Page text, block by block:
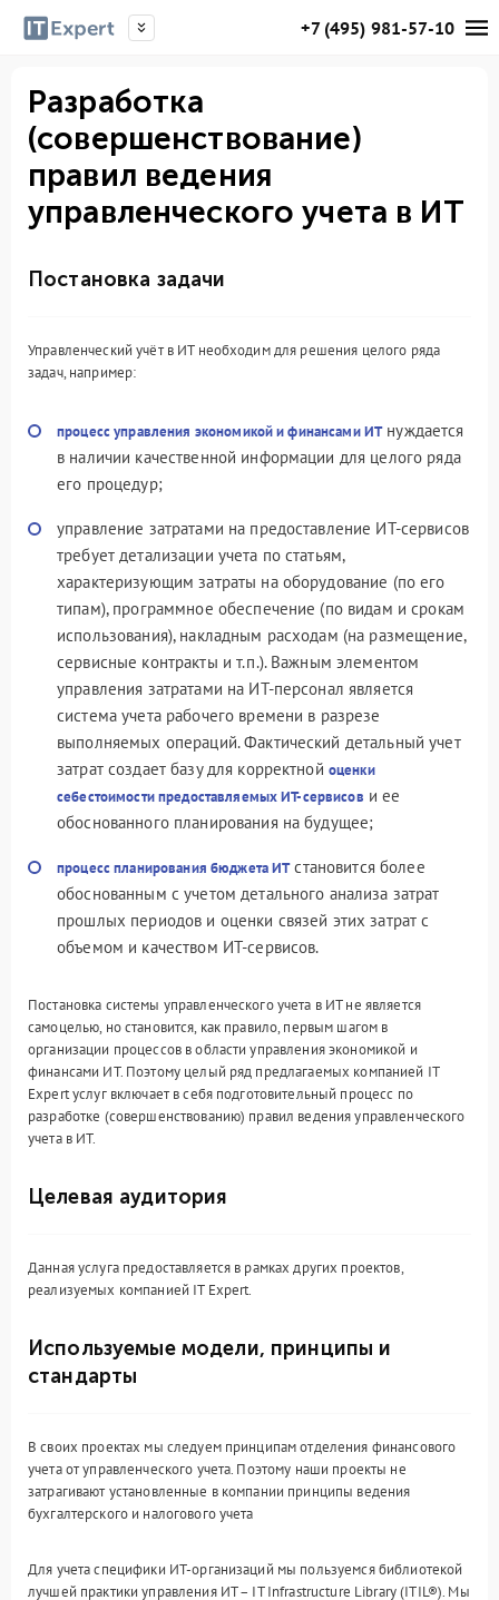
+7 (495) 981-57-10
Разработка
(совершенствование)
правил ведения
управленческого учета в ИТ
Постановка задачи
Управленческий учёт в ИТ необходим для решения целого ряда
задач, например:
процесс управления экономикой и финансами ИТнуждается
в наличии качественной информации для целого ряда
его процедур;
управление затратами на предоставление ИТ-сервисов
требует детализации учета по статьям,
характеризующим затраты на оборудование (по его
типам), программное обеспечение (по видам и срокам
использования), накладным расходам (на размещение,
сервисные контракты и т.п.). Важным элементом
управления затратами на ИТ-персонал является
система учета рабочего времени в разрезе
выполняемых операций. Фактический детальный учет
затрат создает базу для корректной оценки
себестоимости предоставляемых ИТ-сервисов и ее
обоснованного планирования на будущее;
процесс планирования бюджета ИТстановится более
обоснованным с учетом детального анализа затрат
прошлых периодов и оценки связей этих затрат с
объемом и качеством ИТ-сервисов.
Постановка системы управленческого учета в ИТ не является
самоцелью, но становится, как правило, первым шагом в
организации процессов в области управления экономикой и
финансами ИТ. Поэтому целый ряд предлагаемых компанией IT
Expert услуг включает в себя подготовительный процесс по
разработке (совершенствованию) правил ведения управленческого
учета в ИТ.
Целевая аудитория
Данная услуга предоставляется в рамках других проектов,
реализуемых компанией IT Expert.
Используемые модели, принципы и
стандарты
В своих проектах мы следуем принципам отделения финансового
учета от управленческого учета. Поэтому наши проекты не
затрагивают установленные в компании принципы ведения
бухгалтерского и налогового учета
Для учета специфики ИТ-организаций мы пользуемся библиотекой
лучшей практики управления ИТ – IT Infrastructure Library (ITIL®). Мы